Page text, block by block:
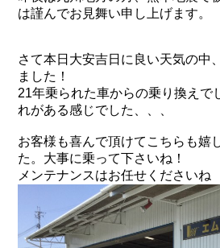
は謹んでお見舞い申し上げます。
さて本日大安吉日に良い天気の中
ました！
21年乗られた車からの乗り換えで
れがある感じでした、、、
お客様も喜んで頂けてこちらも嬉
た。大事に乗って下さいね！
メンテナンスはお任せくださいね